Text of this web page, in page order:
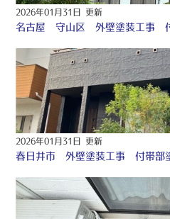
2026年01月31日 更新
2026年01月31日 更新
春日井市 外壁塗装工事 付帯